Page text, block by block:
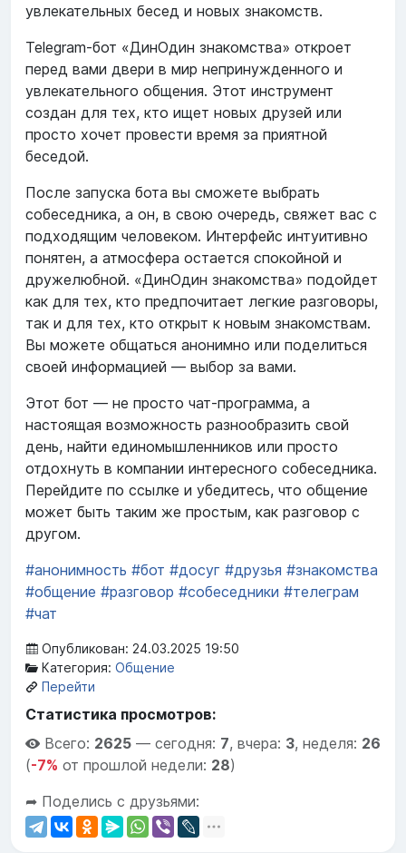
увлекательных бесед и новых знакомств.
Telegram-бот «ДинОдин знакомства» откроет
перед вами двери в мир непринужденного и
увлекательного общения. Этот инструмент
создан для тех, кто ищет новых друзей или
просто хочет провести время за приятной
беседой.
После запуска бота вы сможете выбрать
собеседника, а он, в свою очередь, свяжет вас с
подходящим человеком. Интерфейс интуитивно
понятен, а атмосфера остается спокойной и
дружелюбной. «ДинОдин знакомства» подойдет
как для тех, кто предпочитает легкие разговоры,
так и для тех, кто открыт к новым знакомствам.
Вы можете общаться анонимно или поделиться
своей информацией — выбор за вами.
Этот бот — не просто чат-программа, а
настоящая возможность разнообразить свой
день, найти единомышленников или просто
отдохнуть в компании интересного собеседника.
Перейдите по ссылке и убедитесь, что общение
может быть таким же простым, как разговор с
другом.
#анонимность #бот #досуг #друзья #знакомства
#общение #разговор #собеседники #телеграм
#чат
Опубликован: 24.03.2025 19:50
Категория: Общение
Перейти
Статистика просмотров:
Всего: 2625 — сегодня: 7, вчера: 3, неделя: 26
(-7% от прошлой недели: 28)
➦ Поделись с друзьями: